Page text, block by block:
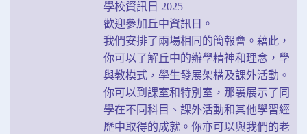
學校資訊⽇ 2025
歡迎參加丘中資訊⽇。
我們安排了兩場相同的簡報會。藉此，
你可以了解丘中的辦學精神和理念，學
與教模式，學⽣發展架構及課外活動。
你可以到課室和特別室，那裏展示了同
學在不同科⽬、課外活動和其他學習經
歷中取得的成就。你亦可以與我們的老